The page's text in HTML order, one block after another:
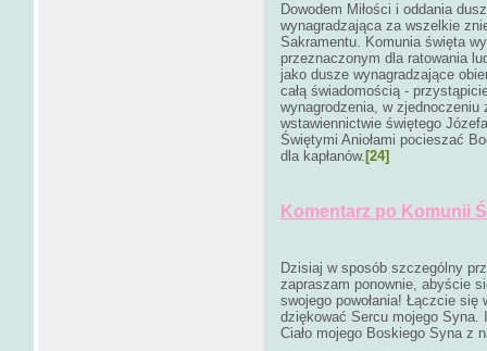
Dowodem Miłości i oddania
wynagradzająca za wszelkie
Sakramentu. Komunia święta
przeznaczonym dla ratowania
jako dusze wynagradzające
całą świadomością -
wynagrodzenia, w
wstawiennictwie świętego
Świętymi Aniołami pocieszać
dla kapłanów. [24]
Komentarz po Komunii
Dzisiaj w sposób szczególny
zapraszam ponownie, abyście
swojego powołania! Łączcie
dziękować Sercu mojego Syna.
Ciało mojego Boskiego Syna z